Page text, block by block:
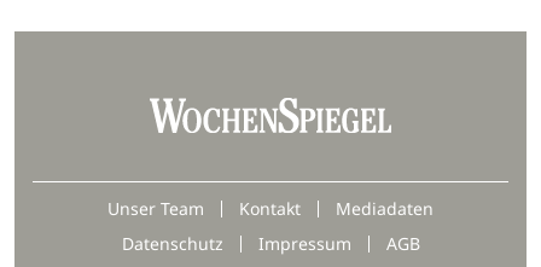
Unser Team Kontakt
Mediadaten
Datenschutz
Impressum
AGB